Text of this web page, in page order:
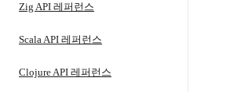
Zig API 레퍼런스
Scala API 레퍼런스
Clojure API 레퍼런스